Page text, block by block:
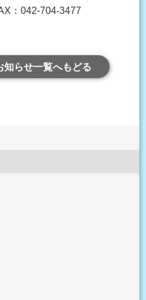
：042-704-3477
知らせ一覧へもどる